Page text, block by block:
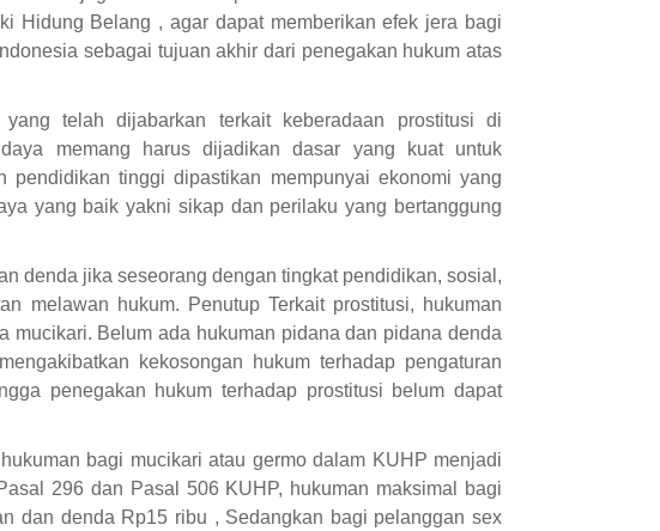
Hidung Belang , agar dapat memberikan efek jera bagi
sebagai tujuan akhir dari penegakan hukum atas
telah dijabarkan terkait keberadaan prostitusi di
memang harus dijadikan dasar yang kuat untuk
pendidikan tinggi dipastikan mempunyai ekonomi yang
yang baik yakni sikap dan perilaku yang bertanggung
denda jika seseorang dengan tingkat pendidikan, sosial,
melawan hukum. Penutup Terkait prostitusi, hukuman
Belum ada hukuman pidana dan pidana denda
kekosongan hukum terhadap pengaturan
penegakan hukum terhadap prostitusi belum dapat
bagi mucikari atau germo dalam KUHP menjadi
296 dan Pasal 506 KUHP, hukuman maksimal bagi
dan denda Rp15 ribu , Sedangkan bagi pelanggan sex